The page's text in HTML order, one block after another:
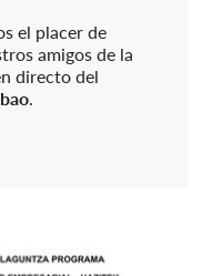
el placer de
amigos de la
directo del
.